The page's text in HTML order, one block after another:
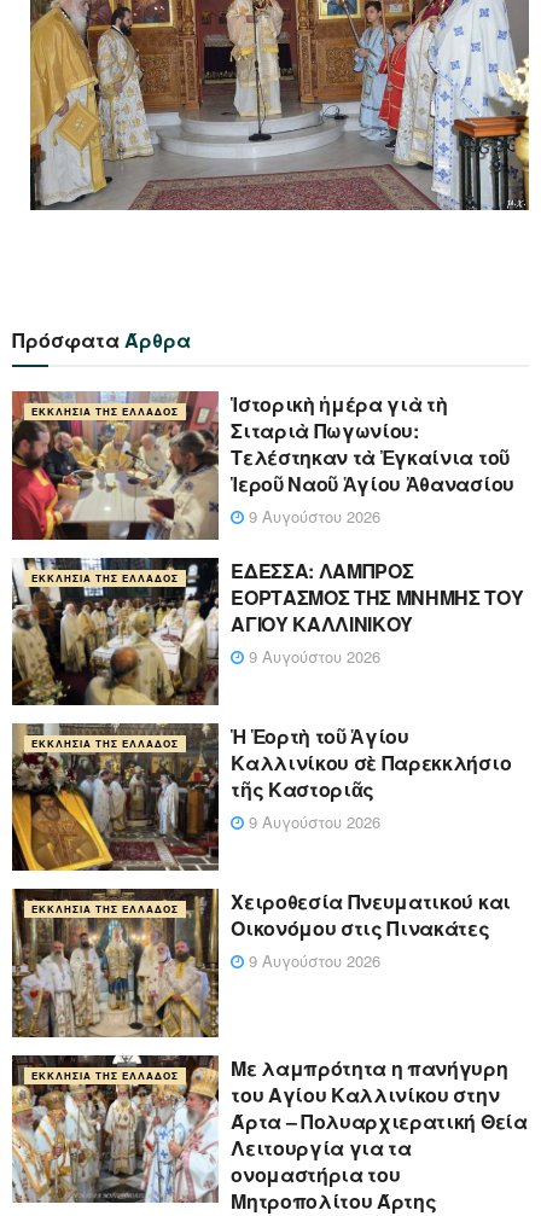
ΠρόσφαταΆρθρα
ΕΚΚΛΗΣΊΑ ΤΗΣ ΕΛΛΆΔΟΣ
Ἱστορικὴ ἡμέρα γιὰ τὴ
Σιταριὰ Πωγωνίου:
Τελέστηκαν τὰ Ἐγκαίνια τοῦ
Ἱεροῦ Ναοῦ Ἁγίου Ἀθανασίου
9 Αυγούστου 2026
ΕΚΚΛΗΣΊΑ ΤΗΣ ΕΛΛΆΔΟΣ
ΕΔΕΣΣΑ: ΛΑΜΠΡΟΣ
ΕΟΡΤΑΣΜΟΣ ΤΗΣ ΜΝΗΜΗΣ ΤΟΥ
ΑΓΙΟΥ ΚΑΛΛΙΝΙΚΟΥ
9 Αυγούστου 2026
ΕΚΚΛΗΣΊΑ ΤΗΣ ΕΛΛΆΔΟΣ
Ἡ Ἑορτὴ τοῦ Ἁγίου
Καλλινίκου σὲ Παρεκκλήσιο
τῆς Καστοριᾶς
9 Αυγούστου 2026
ΕΚΚΛΗΣΊΑ ΤΗΣ ΕΛΛΆΔΟΣ
Χειροθεσία Πνευματικού και
Οικονόμου στις Πινακάτες
9 Αυγούστου 2026
ΕΚΚΛΗΣΊΑ ΤΗΣ ΕΛΛΆΔΟΣ
Με λαμπρότητα η πανήγυρη
του Αγίου Καλλινίκου στην
Άρτα – Πολυαρχιερατική Θεία
Λειτουργία για τα
ονομαστήρια του
Μητροπολίτου Άρτης